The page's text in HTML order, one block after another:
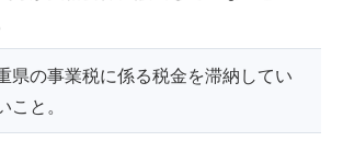
県の事業税に係る税金を滞納してい
こと。